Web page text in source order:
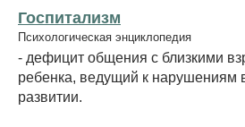
Госпитализм
Психологическая энциклопедия
- дефицит общения с близкими
ребенка, ведущий к нарушениям
развитии.